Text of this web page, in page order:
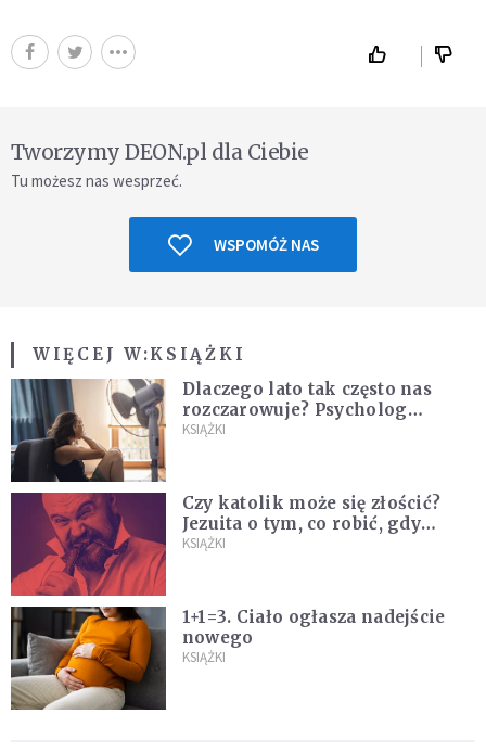
Tworzymy DEON.pl dla Ciebie
Tu możesz nas wesprzeć.
WSPOMÓŻ NAS
WIĘCEJ W:KSIĄŻKI
Dlaczego lato tak często nas
rozczarowuje? Psycholog
wyjaśnia, skąd bierze się presja
KSIĄŻKI
Czy katolik może się złościć?
Jezuita o tym, co robić, gdy
puszczają nam nerwy
KSIĄŻKI
1+1=3. Ciało ogłasza nadejście
nowego
KSIĄŻKI